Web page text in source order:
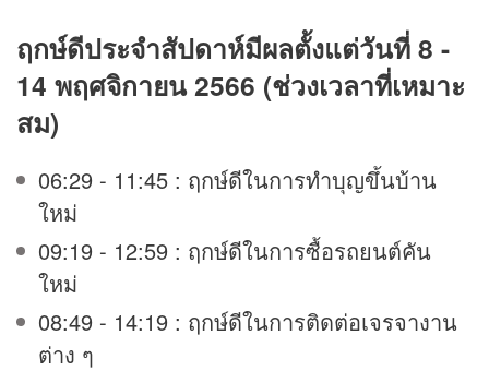
ฤกษ์ดีประจำสัปดาห์มีผลตั้งแต่วันที่ 8 -
14 พฤศจิกายน 2566 (ช่วงเวลาที่เหมาะ
สม)
06:29 - 11:45 : ฤกษ์ดีในการทำบุญขึ้นบ้าน
ใหม่
09:19 - 12:59 : ฤกษ์ดีในการซื้อรถยนต์คัน
ใหม่
08:49 - 14:19 : ฤกษ์ดีในการติดต่อเจรจางาน
ต่าง ๆ